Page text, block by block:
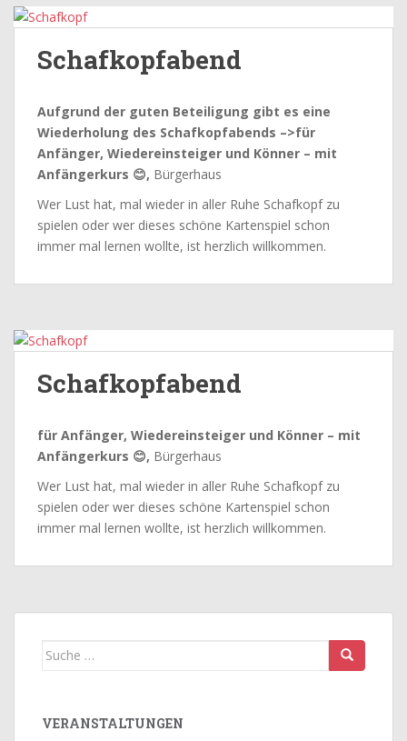
Schafkopfabend
Aufgrund der guten Beteiligung gibt es eine
Wiederholung des Schafkopfabends –>für
Anfänger, Wiedereinsteiger und Könner – mit
Anfängerkurs 😊, Bürgerhaus
Wer Lust hat, mal wieder in aller Ruhe Schafkopf zu
spielen oder wer dieses schöne Kartenspiel schon
immer mal lernen wollte, ist herzlich willkommen.
Schafkopfabend
für Anfänger, Wiedereinsteiger und Könner – mit
Anfängerkurs 😊, Bürgerhaus
Wer Lust hat, mal wieder in aller Ruhe Schafkopf zu
spielen oder wer dieses schöne Kartenspiel schon
immer mal lernen wollte, ist herzlich willkommen.
Suche
VERANSTALTUNGEN